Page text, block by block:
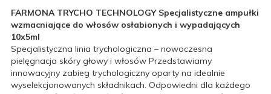
FARMONA TRYCHO TECHNOLOGY Specjalistyczne ampułki
wzmacniające do włosów osłabionych i wypadających
10x5ml
Specjalistyczna linia trychologiczna – nowoczesna
pielęgnacja skóry głowy i włosów Przedstawiamy
innowacyjny zabieg trychologiczny oparty na idealnie
wyselekcjonowanych składnikach. Odpowiedni dla każdego